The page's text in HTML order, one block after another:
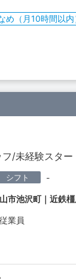
め（月10時間以内
/未経験スター
シフト -
市池沢町｜近鉄
業員